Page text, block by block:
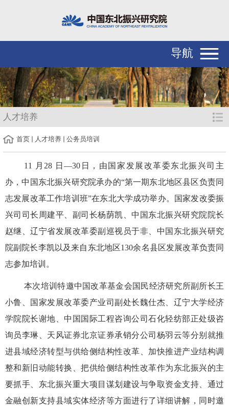
导航
人才培养
首页 人才培养 公务员培训
11 月28 日—30日，由国家发展改革委东北振兴司主
办，中国东北振兴研究院承办的“第一期东北地区县区负责同
志发展改革工作培训班”在东北大学成功举办。国家发改委振
兴司司长周建平、副司长杨荫凯、中国东北振兴研究院院长
赵继、辽宁省发展改革委副巡视员于非、中国东北振兴研究
院副院长李凯以及来自东北地区130余名县区发展改革负责同
志参加培训。
本次培训特邀中国改革基金会国民经济研究所副所长王
小鲁、国家发展改革委产业司副处长魏仕杰、辽宁大学经济
学院院长谢地、中国国际工程咨询公司石化轻纺部正处级咨
询员李琳、天风证券北京证券承销分公司杨羽云等分别就推
进县域经济转型与供给侧结构性改革、加快推进产业结构调
整和新旧动能转换、把供给侧结构性改革作为东北振兴的主
要抓手、东北振兴重大项目谋划建设与争取资金支持、通过
金融创新支持县域实体经济等方面进行了详细讲解，同时邀